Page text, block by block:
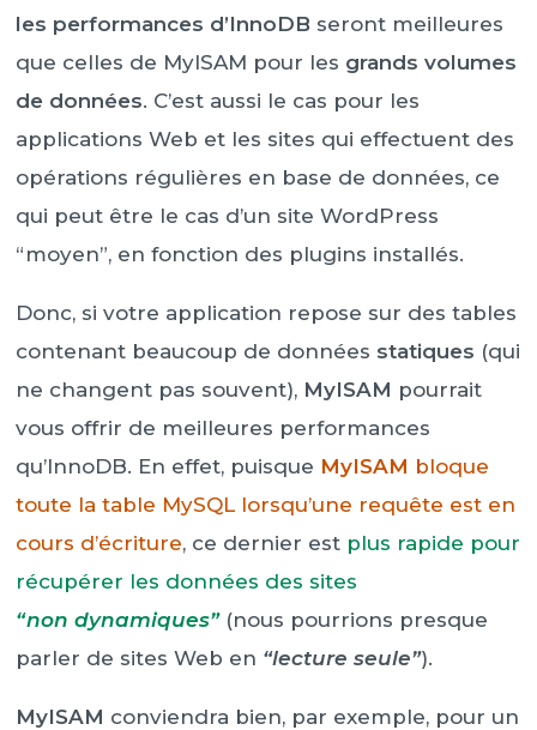
les performances d’InnoDB seront meilleures
que celles de MyISAM pour les grands volumes
de données. C’est aussi le cas pour les
applications Web et les sites qui effectuent des
opérations régulières en base de données, ce
qui peut être le cas d’un site WordPress
“moyen”, en fonction des plugins installés.
Donc, si votre application repose sur des tables
contenant beaucoup de données statiques (qui
ne changent pas souvent), MyISAM pourrait
vous offrir de meilleures performances
qu’InnoDB. En effet, puisque MyISAM bloque
toute la table MySQL lorsqu’une requête est en
cours d’écriture, ce dernier est plus rapide pour
récupérer les données des sites
“non dynamiques”(nous pourrions presque
parler de sites Web en “lecture seule”).
MyISAM conviendra bien, par exemple, pour un